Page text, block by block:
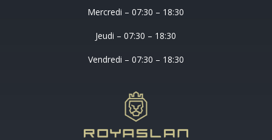
Mercredi – 07:30 – 18:30
Jeudi – 07:30 – 18:30
Vendredi – 07:30 – 18:30